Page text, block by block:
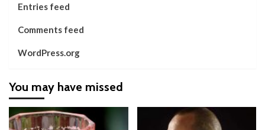
Entries feed
Comments feed
WordPress.org
You may have missed